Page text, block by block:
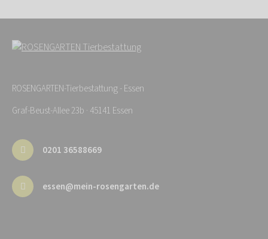
ROSENGARTEN-Tierbestattung - Essen
Graf-Beust-Allee 23b · 45141 Essen
0201 36588669
essen@mein-rosengarten.de